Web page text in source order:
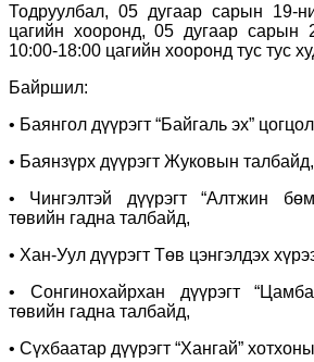
Тодруулбал, 05 дугаар сарын 19-
цагийн хооронд, 05 дугаар сарын
10:00-18:00 цагийн хооронд тус тус
Байршил:
• Баянгол дүүрэгт “Байгаль эх”
• Баянзүрх дүүрэгт Жуковын талбайд,
• Чингэлтэй дүүрэгт “Алтжин
төвийн гадна талбайд,
• Хан-Уул дүүрэгт Төв цэнгэлдэх
• Сонгинохайрхан дүүрэгт
төвийн гадна талбайд,
• Сүхбаатар дүүрэгт “Хангай”